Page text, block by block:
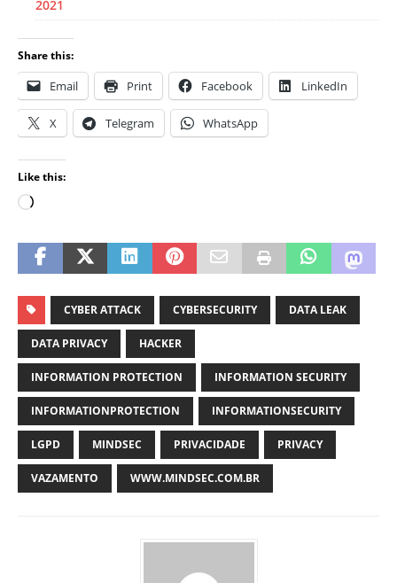
2021
Share this:
Email Print Facebook LinkedIn
X Telegram WhatsApp
Like this:
CYBER ATTACK CYBERSECURITY DATA LEAK
DATA PRIVACY HACKER
INFORMATION PROTECTION INFORMATION SECURITY
INFORMATIONPROTECTION INFORMATIONSECURITY
LGPD MINDSEC PRIVACIDADE PRIVACY
VAZAMENTO WWW.MINDSEC.COM.BR